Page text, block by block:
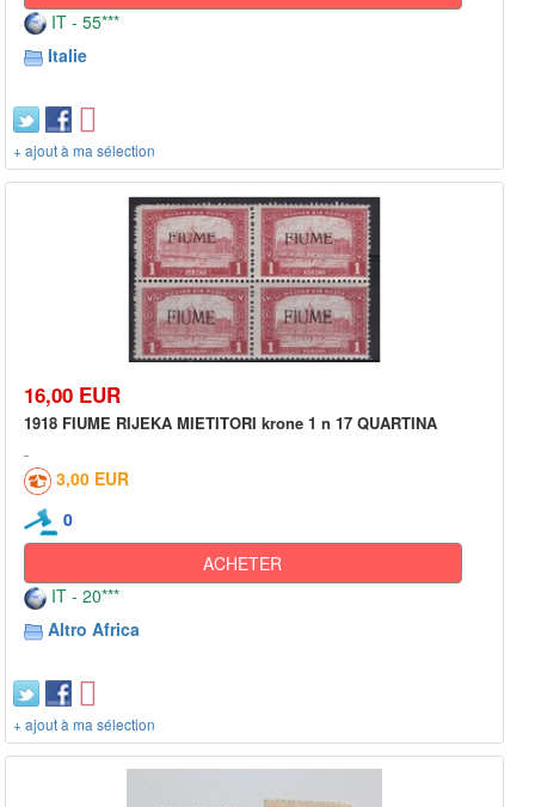
IT - 55***
Italie
+ ajout à ma sélection
16,00 EUR
1918 FIUME RIJEKA MIETITORI krone 1 n 17 QUARTINA
3,00 EUR
0
ACHETER
IT - 20***
Altro Africa
+ ajout à ma sélection